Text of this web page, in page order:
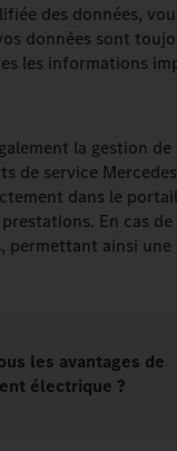
des données,
données sont
les informations
la gestion
de service
dans le
En cas
permettant ainsi
les avantages de
électrique ?